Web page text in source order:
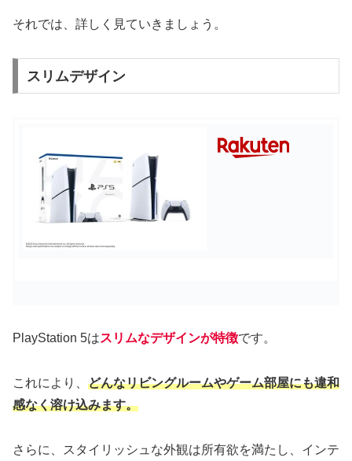
それでは、詳しく見ていきましょう。
スリムデザイン
PlayStation 5はスリムなデザインが特徴です。
これにより、 どんなリビングルームやゲーム部屋にも違和
感なく溶け込みます。
さらに、スタイリッシュな外観は所有欲を満たし、インテ